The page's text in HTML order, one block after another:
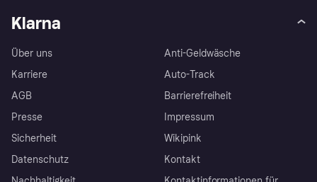
Klarna
Über uns
Karriere
AGB
Presse
Sicherheit
Datenschutz
Anti-Geldwäsche
Auto-Track
Barrierefreiheit
Impressum
Wikipink
Kontakt